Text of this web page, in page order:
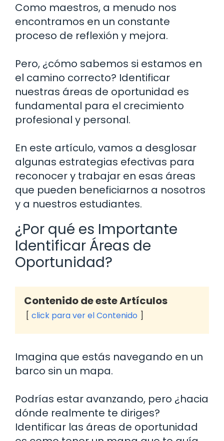
Como maestros, a menudo nos
encontramos en un constante
proceso de reflexión y mejora.
Pero, ¿cómo sabemos si estamos en
el camino correcto? Identificar
nuestras áreas de oportunidad es
fundamental para el crecimiento
profesional y personal.
En este artículo, vamos a desglosar
algunas estrategias efectivas para
reconocer y trabajar en esas áreas
que pueden beneficiarnos a nosotros
y a nuestros estudiantes.
¿Por qué es Importante
Identificar Áreas de
Oportunidad?
Contenido de este Artículos
click para ver el Contenido
Imagina que estás navegando en un
barco sin un mapa.
Podrías estar avanzando, pero ¿hacia
dónde realmente te diriges?
Identificar las áreas de oportunidad